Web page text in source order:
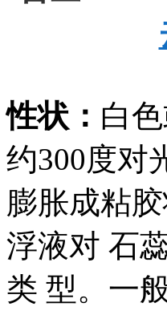
性状： 白
约300度对
膨胀成粘
浮液对 石
类 型。一